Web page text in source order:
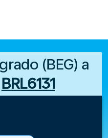
(BEG) a
BRL6131